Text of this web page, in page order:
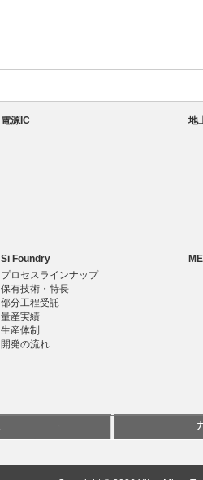
電源IC 地
Si Foundry
プロセスラインナップ
保有技術・特長
部分工程受託
量産実績
生産体制
開発の流れ